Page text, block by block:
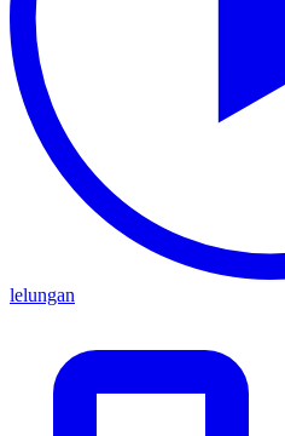
lelungan